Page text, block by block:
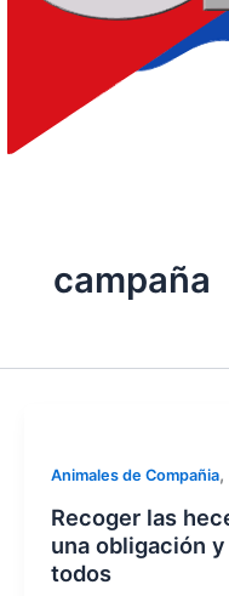
campaña
Animales de Compañia,
Recoger las
una obligación
todos